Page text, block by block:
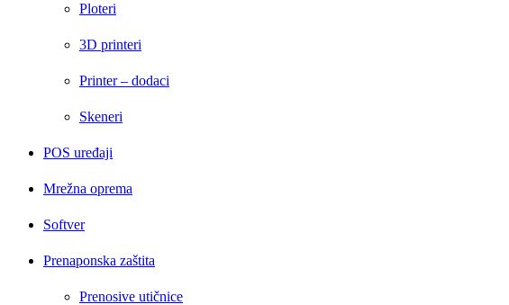
Ploteri
3D printeri
Printer – dodaci
Skeneri
POS uređaji
Mrežna oprema
Softver
Prenaponska zaštita
Prenosive utičnice